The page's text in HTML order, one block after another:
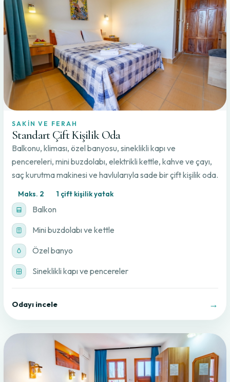
SAKIN VE FERAH
Standart Çift Kişilik Oda
Balkonu, kliması, özel banyosu, sineklikli kapı ve
pencereleri, mini buzdolabı, elektrikli kettle, kahve ve çayı,
saç kurutma makinesi ve havlularıyla sade bir çift kişilik oda.
Maks. 2 1 çift kişilik yatak
Balkon
Mini buzdolabı ve kettle
Özel banyo
Sineklikli kapı ve pencereler
Odayı incele →